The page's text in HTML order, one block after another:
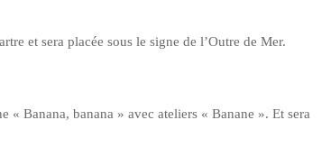
et sera placée sous le signe de l’Outre de Mer.
« Banana, banana » avec ateliers « Banane ». Et sera